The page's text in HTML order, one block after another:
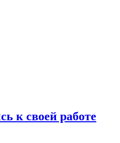
к своей работе